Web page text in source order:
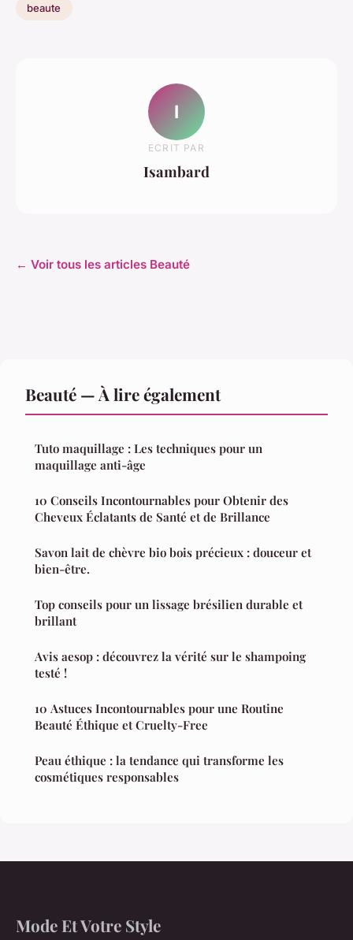
beaute
I
ECRIT PAR
Isambard
← Voir tous les articles Beauté
Beauté — À lire également
Tuto maquillage : Les techniques pour un
maquillage anti-âge
10 Conseils Incontournables pour Obtenir des
Cheveux Éclatants de Santé et de Brillance
Savon lait de chèvre bio bois précieux : douceur et
bien-être.
Top conseils pour un lissage brésilien durable et
brillant
Avis aesop : découvrez la vérité sur le shampoing
testé !
10 Astuces Incontournables pour une Routine
Beauté Éthique et Cruelty-Free
Peau éthique : la tendance qui transforme les
cosmétiques responsables
Mode Et Votre Style